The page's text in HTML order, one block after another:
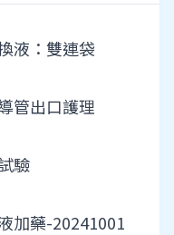
液：雙連袋
管出口護理
驗
加藥-20241001